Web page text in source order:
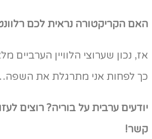
האם הקריקטורה נראית לכם
אז, נכון שערוצי הלוויין הערביים
כך לפחות אני מתרגלת את
יודעים ערבית על בוריה? רוצים
קשר!